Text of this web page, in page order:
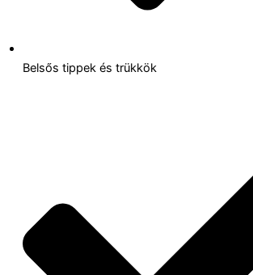
Belsős tippek és trükkök